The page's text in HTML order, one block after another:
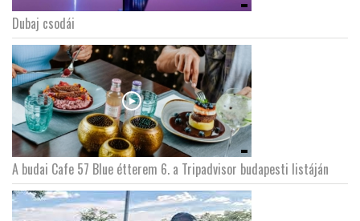
Dubaj csodái
A budai Cafe 57 Blue étterem 6. a Tripadvisor budapesti listáján